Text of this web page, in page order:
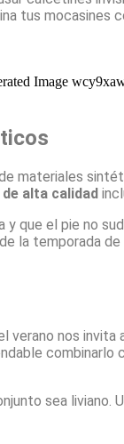
tus mocasines
materiales
alta calidad
que el pie no
temporada
verano nos invita
sea liviano.